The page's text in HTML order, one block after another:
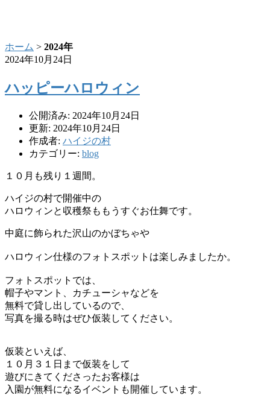
ホーム > 2024年
2024年10月24日
ハッピーハロウィン
公開済み: 2024年10月24日
更新: 2024年10月24日
作成者: ハイジの村
カテゴリー: blog
１０月も残り１週間。
ハイジの村で開催中の
ハロウィンと収穫祭ももうすぐお仕舞です。
中庭に飾られた沢山のかぼちゃや
ハロウィン仕様のフォトスポットは楽しみましたか。
フォトスポットでは、
帽子やマント、カチューシャなどを
無料で貸し出しているので、
写真を撮る時はぜひ仮装してください。
仮装といえば、
１０月３１日まで仮装をして
遊びにきてくださったお客様は
入園が無料になるイベントも開催しています。